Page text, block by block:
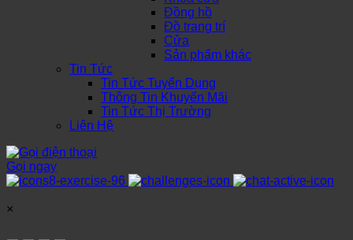
Đồng hồ
Đồ trang trí
Cửa
Sản phẩm khác
Tin Tức
Tin Tức Tuyển Dụng
Thông Tin Khuyến Mãi
Tin Tức Thị Trường
Liên Hệ
Gọi ngay
×